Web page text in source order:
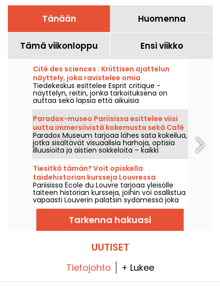
Tänään Huomenna
Tämä viikonloppu Ensi viikko
Cité des sciences : Kriittisen ajattelun
näyttely, joka ravistelee omia
uskomuksiamme - meidän valokuvamme
Tiedekeskus esittelee Esprit critique -
näyttelyn, reitin, jonka tarkoituksena on
auttaa sekä lapsia että aikuisia
kyseenalaistamaan omat varmuutensa ja
ajattelunsa tavat, 7. heinäkuuta–29.
elokuuta 2026.
Paradox-museo Pariisissa esittelee viisi
uutta immersiivistä kokemusta sekä Café
Hans & Gretel.
Paradox Museum tarjoaa lähes sata kokeilua,
jotka sisältävät visuaalisia harhoja, optisia
illuusioita ja aistien sokkeloita – kaikki
odottavat sinua Pariisissa. Tulet ihastumaan
siihen, kuinka helposti voit joutua
harhauttaen inspiroivien surrealististen
kuvien vangiksi. Viisi uutta immersiivistä
kokemusta on lisätty kierrokselle, joten nyt
on täydellinen aika testata aistejasi! Ja
lisäpisteenä: aivan uudenlainen, erittäin
herkullinen kahvila, Hans & Gretel, odottaa
sinua – se on todennäköisesti
koukuttavampi kuin arvaatkaan.
Tiesitkö tämän? Voit opiskella
taidehistorian kursseja Louvressa
Pariisissa
Pariisissa École du Louvre tarjoaa yleisölle
taiteen historian kursseja, joihin voi osallistua
vapaasti Louverin palatsin sydämessä joka
vuosi syyskuusta kesäkuuhun. Museo
järjestää myös satunnaisesti ilmaisia
luentoja. Tästä tulee taiteen historian
asiantuntijuutta!
Tarkenna hakuasi
UUTISET
Tietojohto + Lukee